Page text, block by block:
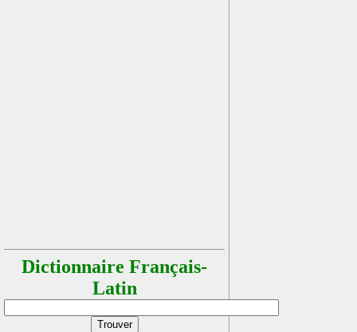
Dictionnaire Français-
Latin